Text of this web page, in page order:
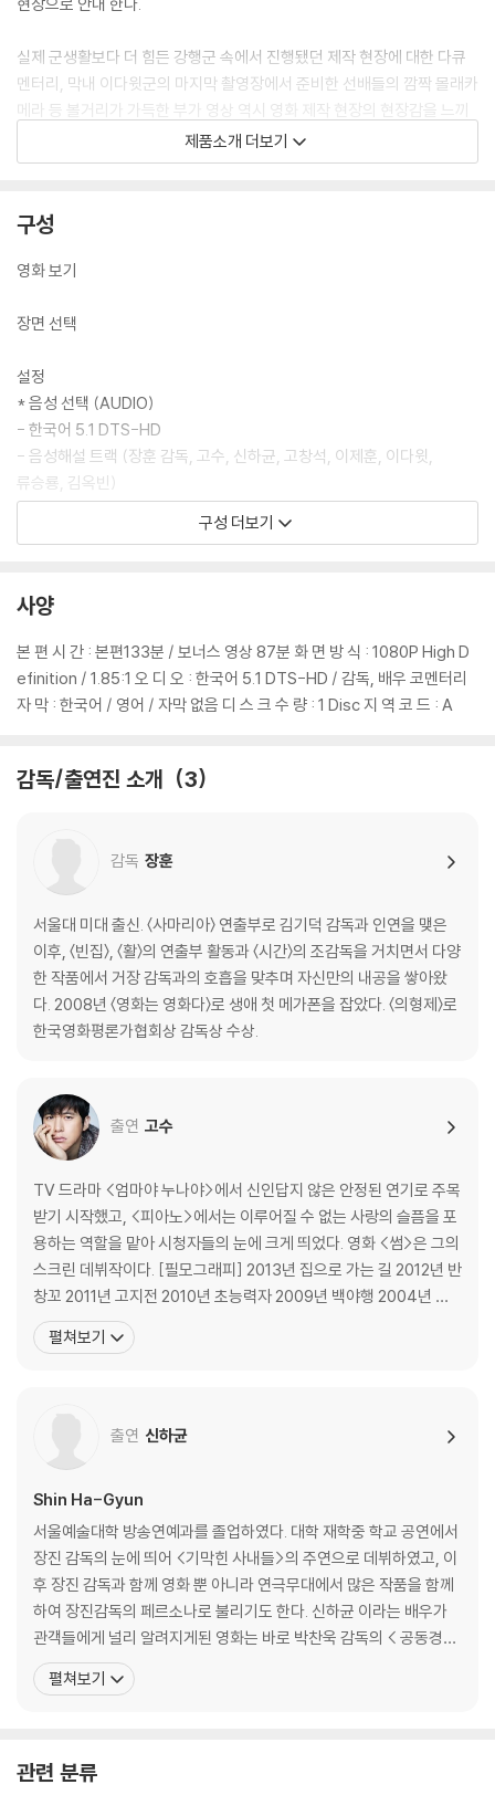
실제 군생활보다 더 힘든 강행군 속에서 진행됐던 제작 현장에 대한 다큐
멘터리, 막내 이다윗군의 마지막 촬영장에서 준비한 선배들의 깜짝 몰래카
메라 등 볼거리가 가득한 부가 영상 역시 영화 제작 현장의 현장감을 느끼
기에 충분하다. 더불어 역대 최다 인원이 참석한 감독과 배우들의 음성해
설 역시 장훈 감독의 생생한 현장 고발 이야기들에 의해 낱낱이 밝혀진다.
제품소개 더보기
구성
영화 보기
장면 선택
설정
* 음성 선택 (AUDIO)
- 한국어 5.1 DTS-HD
- 음성해설 트랙 (장훈 감독, 고수, 신하균, 고창석, 이제훈, 이다윗,
류승룡, 김옥빈)
- 자막 없음
부가 영상
* 전투일지 (33분 9초)
* VIP 시사회 (4분 48초)
- 예고편 (2분 6초)
구성 더보기
사양
본 편 시 간 : 본편133분 / 보너스 영상 87분 화 면 방 식 : 1080P High D
efinition / 1.85:1 오 디 오 : 한국어 5.1 DTS-HD / 감독, 배우 코멘터리
자 막 : 한국어 / 영어 / 자막 없음 디 스 크 수 량 : 1 Disc 지 역 코 드 : A
감독/출연진 소개 3
감독 장훈
서울대 미대 출신. 〈사마리아〉 연출부로 김기덕 감독과 인연을 맺은
이후, 〈빈집〉, 〈활〉의 연출부 활동과 〈시간〉의 조감독을 거치면서 다양
한 작품에서 거장 감독과의 호흡을 맞추며 자신만의 내공을 쌓아왔
다. 2008년 〈영화는 영화다〉로 생애 첫 메가폰을 잡았다. 〈의형제〉로
한국영화평론가협회상 감독상 수상.
출연 고수
TV 드라마 <엄마야 누나야>에서 신인답지 않은 안정된 연기로 주목
받기 시작했고, <피아노>에서는 이루어질 수 없는 사랑의 슬픔을 포
용하는 역할을 맡아 시청자들의 눈에 크게 띄었다. 영화 <썸>은 그의
스크린 데뷔작이다. [필모그래피] 2013년 집으로 가는 길 2012년 반
창꼬 2011년 고지전 2010년 초능력자 2009년 백야행 2004년 썸 *
드라마 2009년 SBS 크리스마스에 눈이 올까요? 2005년 SBS 백
만장자와 결혼하기 2005년 SBS 그린로즈 2004년 SBS 남자가 사
펼쳐보기
출연 신하균
Shin Ha-Gyun
서울예술대학 방송연예과를 졸업하였다. 대학 재학중 학교 공연에서
장진 감독의 눈에 띄어 <기막힌 사내들>의 주연으로 데뷔하였고, 이
후 장진 감독과 함께 영화 뿐 아니라 연극무대에서 많은 작품을 함께
하여 장진감독의 페르소나로 불리기도 한다. 신하균 이라는 배우가
관객들에게 널리 알려지게된 영화는 바로 박찬욱 감독의 < 공동경비
구역 JSA >. 이 영화에서 장난기 가득한 인민무력성 직할경비대 정
우진 역을 맡아 일약 스타로 부상하였다. 연극에서 다져진 탄탄한 연
펼쳐보기
관련 분류